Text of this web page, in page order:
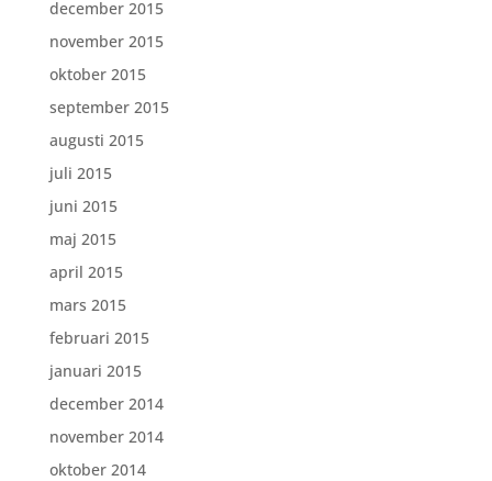
december 2015
november 2015
oktober 2015
september 2015
augusti 2015
juli 2015
juni 2015
maj 2015
april 2015
mars 2015
februari 2015
januari 2015
december 2014
november 2014
oktober 2014